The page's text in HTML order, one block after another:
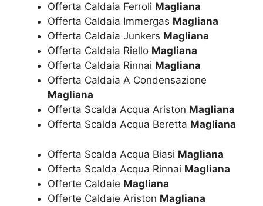
Offerta Caldaia Ferroli Magliana
Offerta Caldaia Immergas Magliana
Offerta Caldaia Junkers Magliana
Offerta Caldaia Riello Magliana
Offerta Caldaia Rinnai Magliana
Offerta Caldaia A Condensazione
Magliana
Offerta Scalda Acqua Ariston Magliana
Offerta Scalda Acqua Beretta Magliana
Offerta Scalda Acqua Biasi Magliana
Offerta Scalda Acqua Rinnai Magliana
Offerte Caldaie Magliana
Offerte Caldaie Ariston Magliana